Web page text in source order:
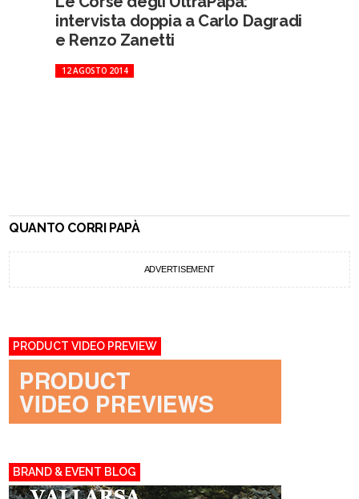
intervista doppia a Carlo Dagradi
e Renzo Zanetti
12 AGOSTO 2014
QUANTO CORRI PAPÀ
ADVERTISEMENT
PRODUCT VIDEO PREVIEW
BRAND & EVENT BLOG